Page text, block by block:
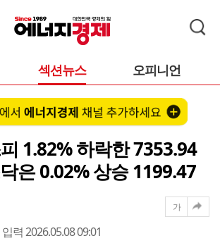
섹션뉴스 오피니언
1.82% 하락한 7353.94
은 0.02% 상승 1199.47
입력 2026.05.08 09:01
가